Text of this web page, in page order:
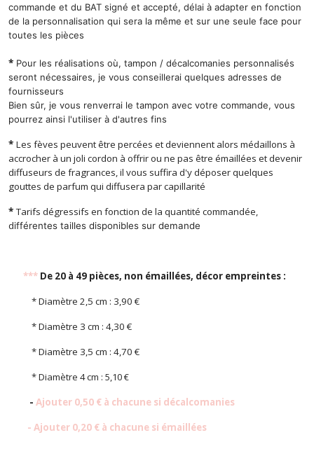
commande et du BAT signé et accepté, délai à adapter en fonction
de la personnalisation qui sera la même et sur une seule face pour
toutes les pièces
* Pour les réalisations où, tampon / décalcomanies personnalisés
seront nécessaires, je vous conseillerai quelques adresses de
fournisseurs
Bien sûr, je vous renverrai le tampon avec votre commande, vous
pourrez ainsi l'utiliser à d'autres fins
* Les fèves peuvent être percées et deviennent alors médaillons à
accrocher à un joli cordon à offrir ou ne pas être émaillées et devenir
diffuseurs de fragrances, il vous suffira d'y déposer quelques
gouttes de parfum qui diffusera par capillarité
* Tarifs dégressifs en fonction de la quantité commandée,
différentes tailles disponibles sur demande
*** De 20 à 49 pièces, non émaillées, décor empreintes :
* Diamètre 2,5 cm : 3,90 €
* Diamètre 3 cm : 4,30 €
* Diamètre 3,5 cm : 4,70 €
*Diamètre 4 cm : 5,10 €
- Ajouter 0,50 € à chacune si décalcomanies
- Ajouter 0,20 € à chacune si émaillées